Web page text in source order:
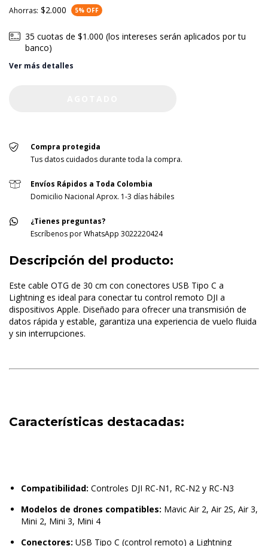
Ahorras: $2.000 5% OFF
35 cuotas de $1.000 (los intereses serán aplicados por tu
banco)
Ver más detalles
Compra protegida
Tus datos cuidados durante toda la compra.
Envíos Rápidos a Toda Colombia
Domicilio Nacional Aprox. 1-3 días hábiles
¿Tienes preguntas?
Escríbenos por WhatsApp 3022220424
Descripción del producto:
Este cable OTG de 30 cm con conectores USB Tipo C a
Lightning es ideal para conectar tu control remoto DJI a
dispositivos Apple. Diseñado para ofrecer una transmisión de
datos rápida y estable, garantiza una experiencia de vuelo fluida
y sin interrupciones.
Características destacadas:
Compatibilidad: Controles DJI RC-N1, RC-N2 y RC-N3
Modelos de drones compatibles: Mavic Air 2, Air 2S, Air 3,
Mini 2, Mini 3, Mini 4
Conectores: USB Tipo C (control remoto) a Lightning